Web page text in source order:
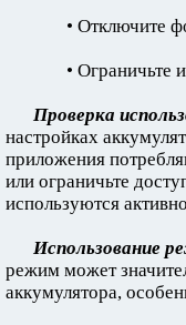
• Отключите
• Ограничьте
Проверка
настройках
приложения
или ограничьте
используются
Использование
режим может
аккумулятора,